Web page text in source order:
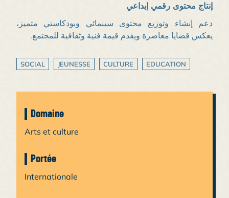
إنتاج محتوى رقمي إبداعي
دعم إنشاء وتوزيع محتوى سينمائي وبودكاستي متميز،
يعكس قضايا معاصرة ويقدم قيمة فنية وثقافية للمجتمع.
SOCIAL JEUNESSE CULTURE EDUCATION
Domaine
Arts et culture
Portée
Internationale